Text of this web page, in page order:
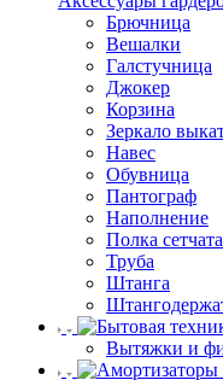
Брючница
Вешалки
Галстучница
Джокер
Корзина
Зеркало
Навес
Обувница
Пантограф
Наполнение
Полка
Труба
Штанга
Вытяжки и